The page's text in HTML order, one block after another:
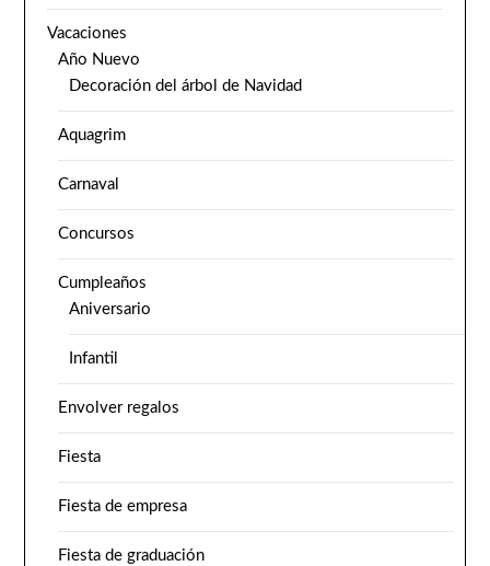
Vacaciones
Año Nuevo
Decoración del árbol de Navidad
Aquagrim
Carnaval
Concursos
Cumpleaños
Aniversario
Infantil
Envolver regalos
Fiesta
Fiesta de empresa
Fiesta de graduación